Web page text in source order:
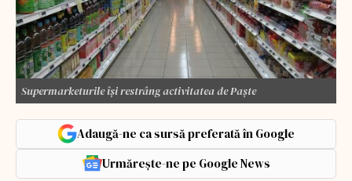
Supermarketurile își restrâng activitatea de Paște
Adaugă-ne ca sursă preferată în Google
Urmărește-ne pe Google News